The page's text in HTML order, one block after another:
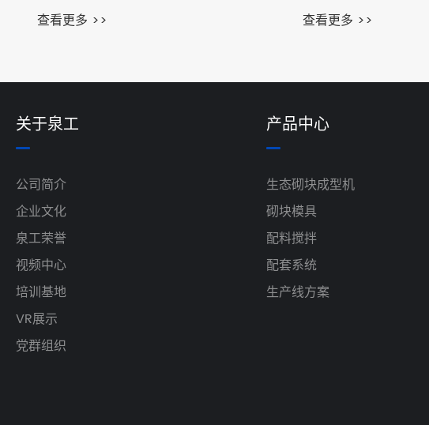
查看更多 >> 查看更多 >>
关于泉工
公司简介
企业文化
泉工荣誉
视频中心
培训基地
VR展示
党群组织
产品中心
生态砌块成型机
砌块模具
配料搅拌
配套系统
生产线方案